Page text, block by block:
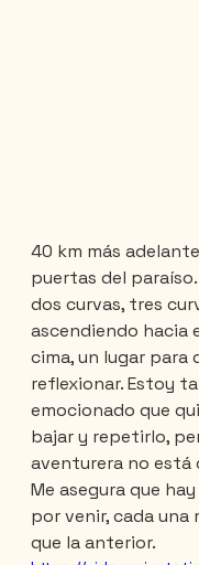
40 km más
puertas del paraíso.
dos curvas, tres
ascendiendo hacia
cima, un lugar para
reflexionar. Estoy
emocionado que
bajar y repetirlo,
aventurera no está
Me asegura que
por venir, cada una
que la anterior.